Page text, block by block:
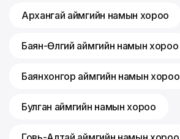
Архангай аймгийн намын хороо
Баян-Өлгий аймгийн намын хороо
Баянхонгор аймгийн намын хороо
Булган аймгийн намын хороо